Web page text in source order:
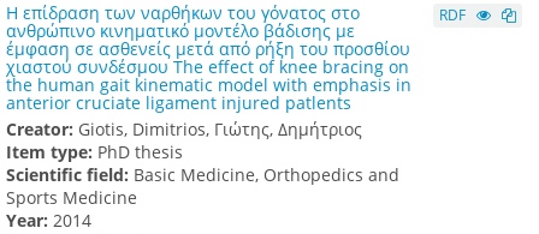
Η επίδραση των ναρθήκων του γόνατος στο
ανθρώπινο κινηματικό μοντέλο βάδισης με
έμφαση σε ασθενείς μετά από ρήξη του προσθίου
χιαστού συνδέσμου The effect of knee bracing on
the human gait kinematic model with emphasis in
anterior cruciate ligament injured patlents
Creator: Giotis, Dimitrios, Γιώτης, Δημήτριος
Item type: PhD thesis
Scientific field: Basic Medicine, Orthopedics and
Sports Medicine
Υear: 2014
RDF